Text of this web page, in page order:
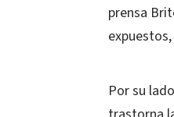
prensa
Por su